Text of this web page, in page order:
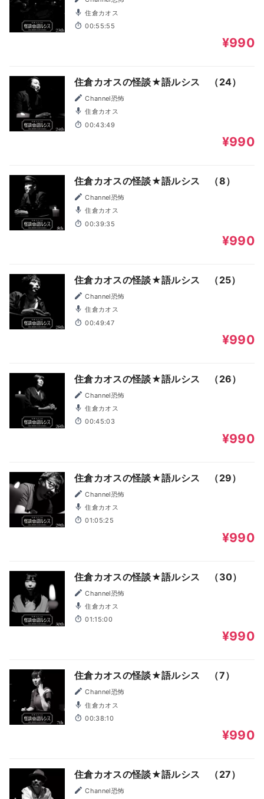
住倉カオス
00:55:55
¥990
住倉カオスの怪談★語ルシス （24）
Channel恐怖
住倉カオス
00:43:49
¥990
住倉カオスの怪談★語ルシス （8）
Channel恐怖
住倉カオス
00:39:35
¥990
住倉カオスの怪談★語ルシス （25）
Channel恐怖
住倉カオス
00:49:47
¥990
住倉カオスの怪談★語ルシス （26）
Channel恐怖
住倉カオス
00:45:03
¥990
住倉カオスの怪談★語ルシス （29）
Channel恐怖
住倉カオス
01:05:25
¥990
住倉カオスの怪談★語ルシス （30）
Channel恐怖
住倉カオス
01:15:00
¥990
住倉カオスの怪談★語ルシス （7）
Channel恐怖
住倉カオス
00:38:10
¥990
住倉カオスの怪談★語ルシス （27）
Channel恐怖